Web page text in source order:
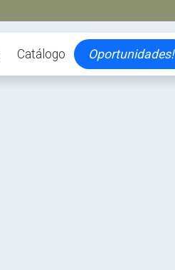
Catálogo Oportunidades!